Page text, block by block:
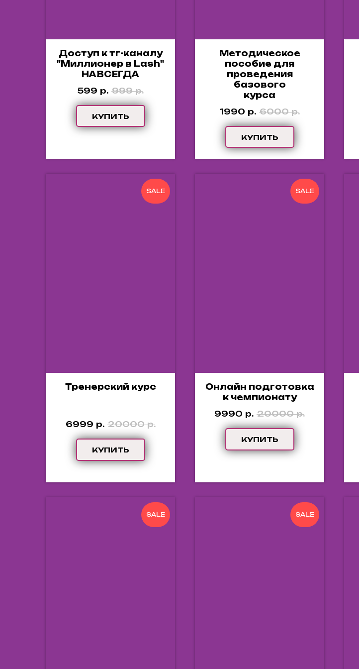
Доступ к тг-каналу
"Миллионер в Lash"
НАВСЕГДА
599 р. 999 р.
КУПИТЬ
Методическое
пособие для
проведения
базового
курса
1990 р. 6000 р.
КУПИТЬ
SALE
Тренерский курс
6999 р. 20000 р.
КУПИТЬ
SALE
Онлайн подготовка
к чемпионату
9990 р. 20000 р.
КУПИТЬ
SALE SALE